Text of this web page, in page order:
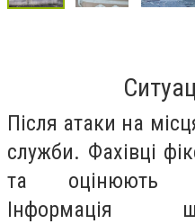
Після атаки на
служби. Фахівці
та оцінюють
Інформація